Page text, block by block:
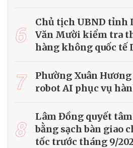
6
Chủ tịch UBND tỉnh
Văn Mười kiểm tra
hàng không quốc tế
7
Phường Xuân
robot AI phục vụ
8
Lâm Đồng quyết
bằng sạch bàn giao
tốc trước tháng 9/